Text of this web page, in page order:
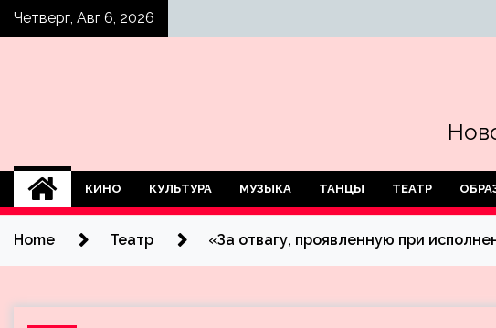
SkipЧетверг, Авг 6, 2026
КИНО КУЛЬТУРА МУЗЫКА ТАНЦЫ ТЕАТР
Home Театр «За отвагу, проявленную при